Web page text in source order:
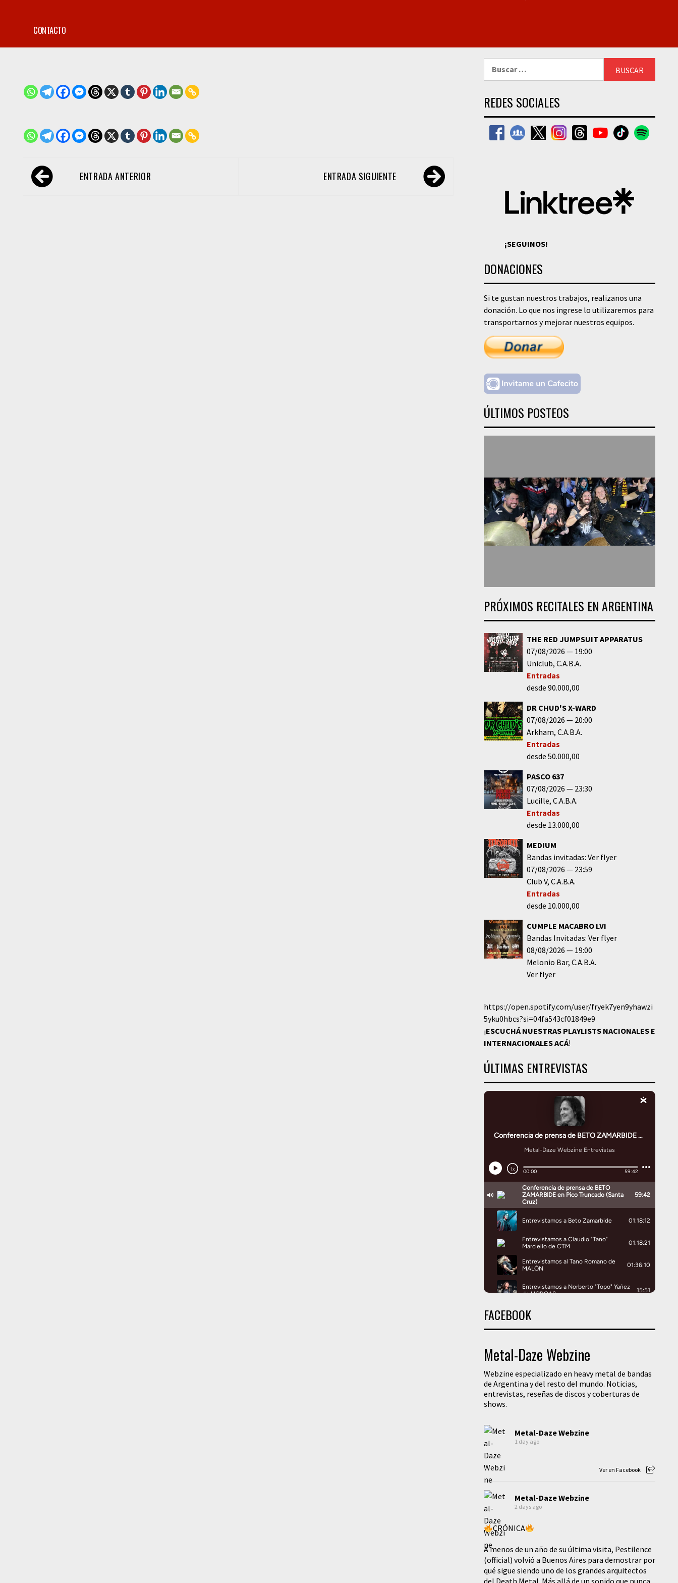
CONTACTO
Navegación
de ENTRADA ANTERIOR ENTRADA SIGUIENTE
REDES SOCIALES
¡SEGUINOS!
DONACIONES
Si te gustan nuestros trabajos, realizanos una
donación. Lo que nos ingrese lo utilizaremos para
transportarnos y mejorar nuestros equipos.
ÚLTIMOS POSTEOS
PRÓXIMOS RECITALES EN ARGENTINA
THE RED JUMPSUIT APPARATUS
07/08/2026
19:00
Uniclub C.A.B.A.
Entradas
desde 90.000,00
DR CHUD'S X-WARD
07/08/2026
20:00
Arkham C.A.B.A.
Entradas
desde 50.000,00
PASCO 637
07/08/2026
23:30
Lucille C.A.B.A.
Entradas
desde 13.000,00
MEDIUM
Bandas invitadas: Ver flyer
07/08/2026
23:59
Club V C.A.B.A.
Entradas
desde 10.000,00
CUMPLE MACABRO LVI
Bandas Invitadas: Ver flyer
08/08/2026
19:00
Melonio Bar C.A.B.A.
Ver flyer
https://open.spotify.com/user/fryek7yen9yhawzi
5yku0hbcs?si=04fa543cf01849e9
¡ESCUCHÁ NUESTRAS PLAYLISTS NACIONALES E
INTERNACIONALESACÁ!
ÚLTIMAS ENTREVISTAS
FACEBOOK
Metal-Daze Webzine
Webzine especializado en heavy metal de bandas
de Argentina y del resto del mundo. Noticias,
entrevistas, reseñas de discos y coberturas de
shows.
Metal-Daze Webzine
1 day ago
Ver en Facebook
Metal-Daze Webzine
2 days ago
CRÓNICA
A menos de un año de su última visita, Pestilence
(official) volvió a Buenos Aires para demostrar por
qué sigue siendo uno de los grandes arquitectos
del Death Metal. Más allá de un sonido que nunca